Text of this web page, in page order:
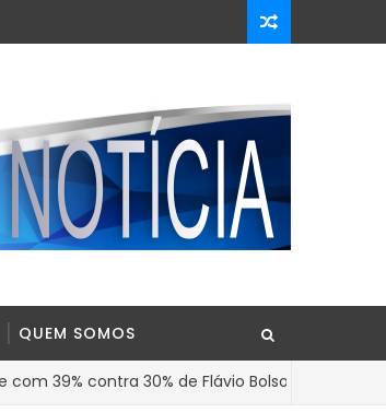
QUEM SOMOS
30% de Flávio Bolsonaro em nova